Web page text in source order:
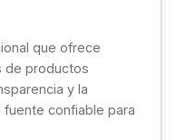
que ofrece
de productos
y la
confiable para